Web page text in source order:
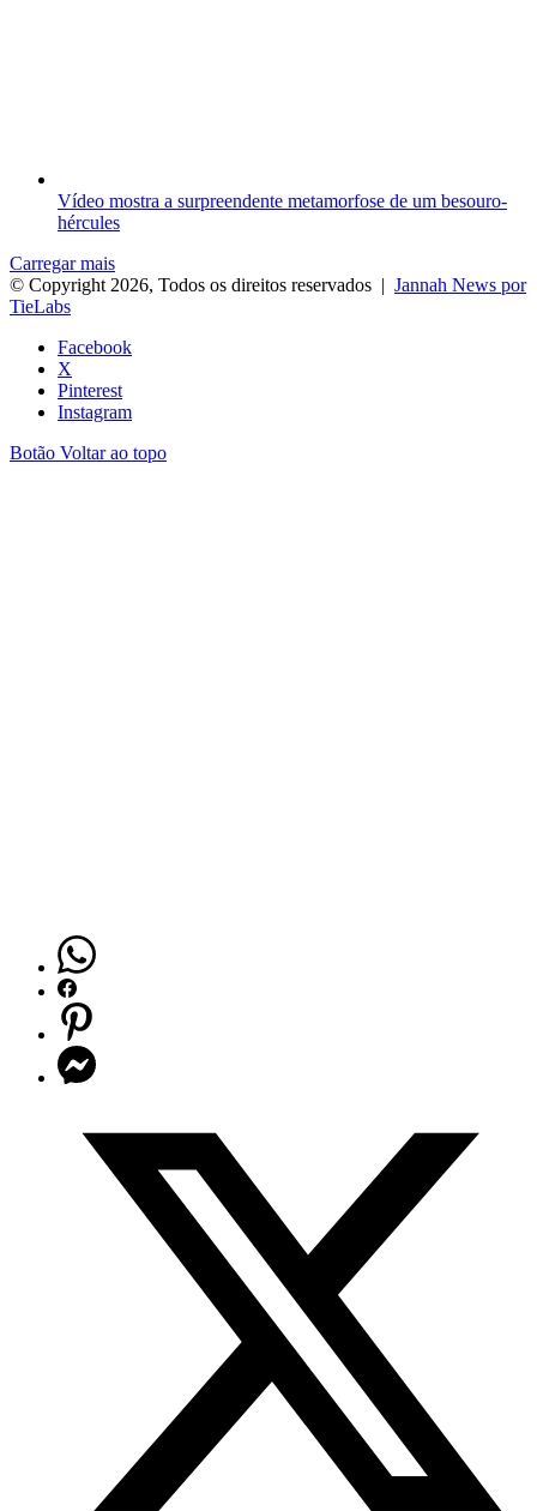
Vídeo mostra a surpreendente metamorfose de um besouro-
hércules
Carregar mais
© Copyright 2026, Todos os direitos reservados | Jannah News por
TieLabs
Facebook
X
Pinterest
Instagram
Botão Voltar ao topo